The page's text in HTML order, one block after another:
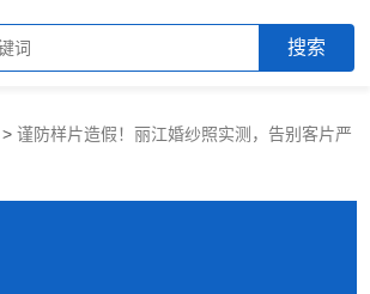
>谨防样片造假！丽江婚纱照实测，告别客片严